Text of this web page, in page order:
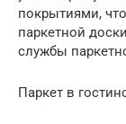
покрытиями,
паркетной
службы
Паркет в